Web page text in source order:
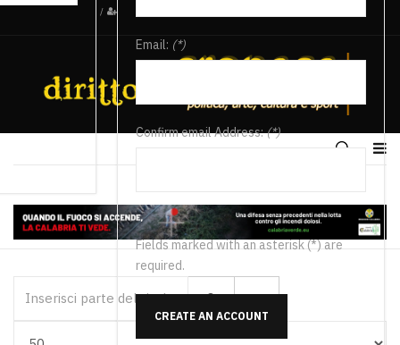
/
Email: (*)
Confirm email Address:(*)
Fields marked with an asterisk (*) are
required.
CREATE AN ACCOUNT